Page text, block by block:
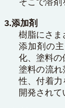
3.添加剤
樹脂にさま
添加剤の
化、塗料の
塗料の流れ
性、付着
開発されて